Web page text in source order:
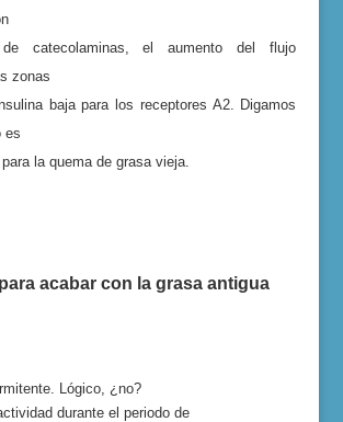
catecolaminas, el aumento del flujo
zonas
baja para los receptores A2. Digamos
es
para la quema de grasa vieja.
acabar con la grasa antigua
Lógico, ¿no?
durante el periodo de